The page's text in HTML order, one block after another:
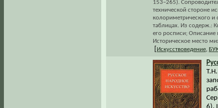
153–265).
технической стороне
колориметрического и
таблицах. Из содерж.:
его росписи; Описание
Историческое место
Искусствоведение
6).